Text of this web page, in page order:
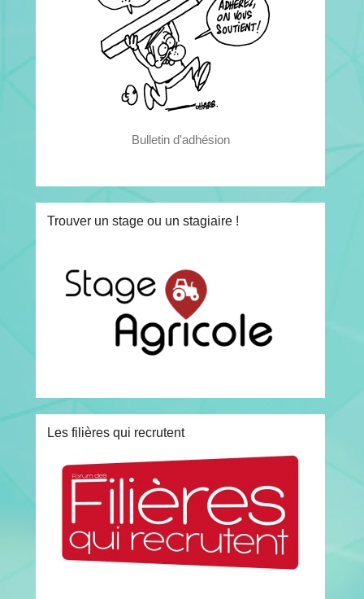
Bulletin d'adhésion
Trouver un stage ou un stagiaire !
Les filières qui recrutent